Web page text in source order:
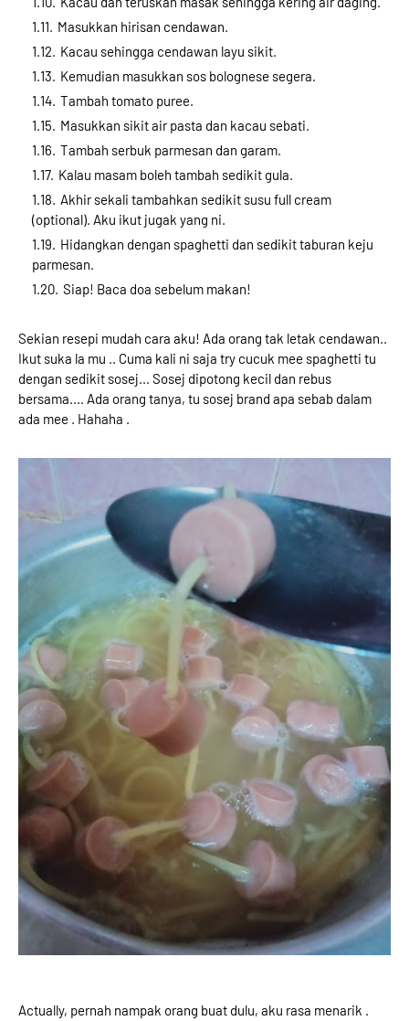
Masukkan hirisan cendawan.
Kacau sehingga cendawan layu sikit.
Kemudian masukkan sos bolognese segera.
Tambah tomato puree.
Masukkan sikit air pasta dan kacau sebati.
Tambah serbuk parmesan dan garam.
Kalau masam boleh tambah sedikit gula.
Akhir sekali tambahkan sedikit susu full cream
(optional). Aku ikut jugak yang ni.
Hidangkan dengan spaghetti dan sedikit taburan keju
parmesan.
Siap! Baca doa sebelum makan!
Sekian resepi mudah cara aku! Ada orang tak letak cendawan..
Ikut suka la mu .. Cuma kali ni saja try cucuk mee spaghetti tu
dengan sedikit sosej... Sosej dipotong kecil dan rebus
bersama.... Ada orang tanya, tu sosej brand apa sebab dalam
ada mee . Hahaha .
Actually, pernah nampak orang buat dulu, aku rasa menarik .